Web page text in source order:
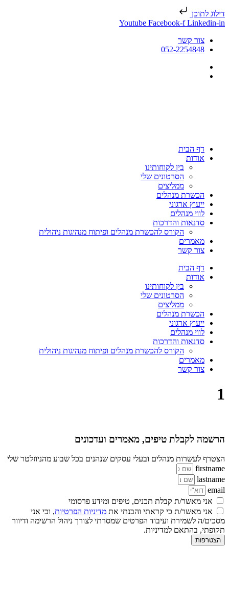
דילוג לתוכן
Youtube Facebook-f Linkedin-in
צור קשר
052-2254848
דף הבית
אודות
בין לקוחותינו
הסרטונים שלי
ממליצים
הכשרת מנהלים
ייעוץ ארגוני
לווי מנהלים
סדנאות והדרכות
הקורס להכשרת מנהלים ופיתוח מנהיגות ניהולית
מאמרים
צור קשר
דף הבית
אודות
בין לקוחותינו
הסרטונים שלי
ממליצים
הכשרת מנהלים
ייעוץ ארגוני
לווי מנהלים
סדנאות והדרכות
הקורס להכשרת מנהלים ופיתוח מנהיגות ניהולית
מאמרים
צור קשר
1
הרשמה לקבלת טיפים, מאמרים ועדכונים
הצטרף לעשרות מנהלים ובעלי עסקים שנהנים בכל שבוע מהניוזלטר שלי
firstname
lastname
email
אני מאשר/ת קבלת תכנים, טיפים ומידע פרסומי
אני מאשר/ת כי קראתי והבנתי את מדיניות הפרטיות, וכי אני
מסכים/ה לשמירת ועיבוד הפרטים שמסרתי לצורך ניהול הרשימה ודיוור
תקופתי, בהתאם למדיניות.
הצטרפות